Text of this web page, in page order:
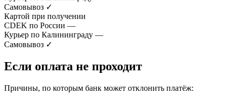
Самовывоз ✓
Картой при получении
CDEK по России —
Курьер по Калининграду —
Самовывоз ✓
Если оплата не проходит
Причины, по которым банк может отклонить платёж: